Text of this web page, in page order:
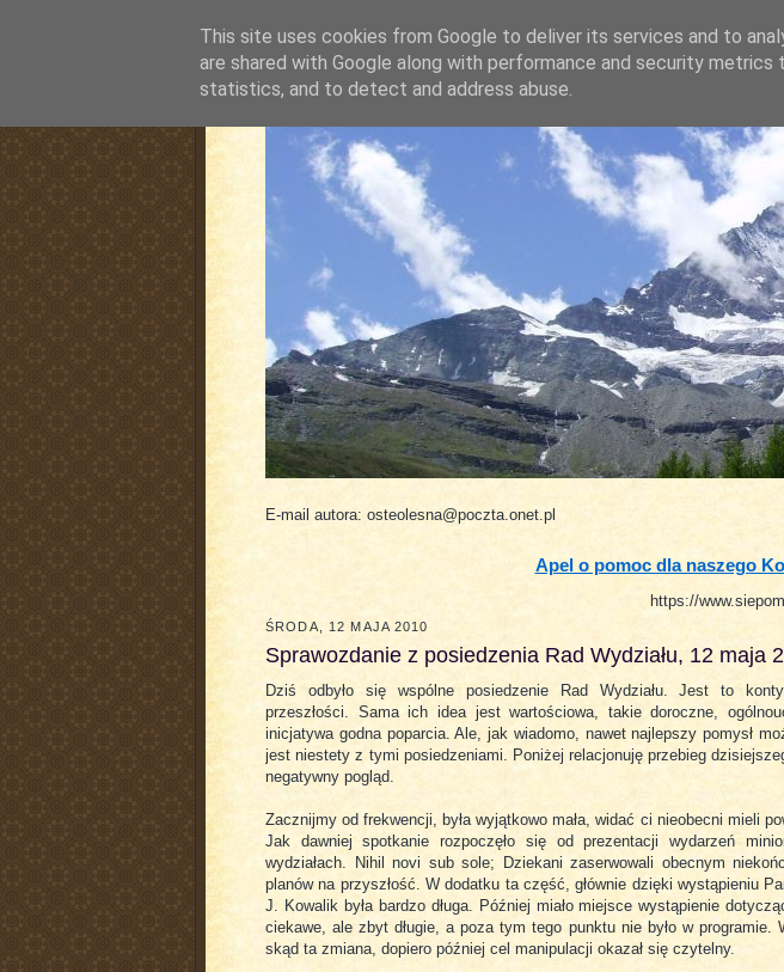
pluskiewicz.blogspot.com
E-mail autora: osteolesna@poczta.onet.pl
Apel o pomoc dla naszego
https://
ŚRODA, 12 MAJA 2010
Sprawozdanie z posiedzenia Rad Wydziału, 12 maja
Dziś odbyło się wspólne posiedzenie Rad Wydziału. Jest to
przeszłości. Sama ich idea jest wartościowa, takie doroczne,
inicjatywa godna poparcia. Ale, jak wiadomo, nawet najlepszy pomysł
jest niestety z tymi posiedzeniami. Poniżej relacjonuję przebieg
negatywny pogląd.
Zacznijmy od frekwencji, była wyjątkowo mała, widać ci nieobecni mieli
Jak dawniej spotkanie rozpoczęło się od prezentacji wydarzeń
wydziałach. Nihil novi sub sole; Dziekani zaserwowali obecnym
planów na przyszłość. W dodatku ta część, głównie dzięki wystąpieniu
J. Kowalik była bardzo długa. Później miało miejsce wystąpienie
ciekawe, ale zbyt długie, a poza tym tego punktu nie było w programie.
skąd ta zmiana, dopiero później cel manipulacji okazał się czytelny.
This site uses cookies from Google to deliver its services and to
are shared with Google along with performance and security
statistics, and to detect and address abuse.